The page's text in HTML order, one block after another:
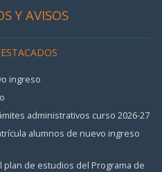
Y AVISOS
ingreso
administrativos curso 2026-27
alumnos de nuevo ingreso
plan de estudios del Programa de